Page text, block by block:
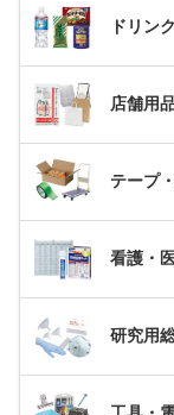
ドリン
店舗用
テープ
看護・
研究用